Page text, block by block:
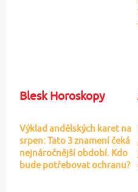
Blesk Horoskopy
Výklad andělských karet na
srpen: Tato 3 znamení čeká
nejnáročnější období. Kdo
bude potřebovat ochranu?